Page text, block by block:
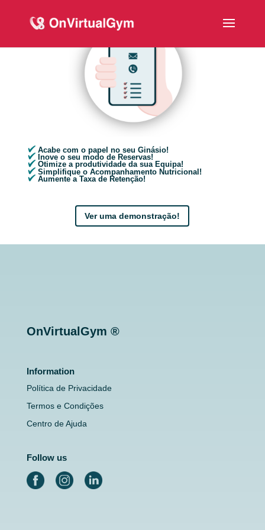
Acabe com o papel no seu Ginásio!
Inove o seu modo de Reservas!
Otimize a produtividade da sua Equipa!
Simplifique o Acompanhamento Nutricional!
Aumente a Taxa de Retenção!
Ver uma demonstração!
OnVirtualGym ®
Information
Política de Privacidade
Termos e Condições
Centro de Ajuda
Follow us